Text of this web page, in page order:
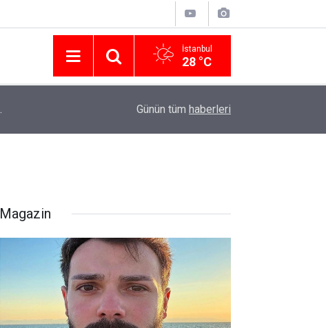
İstanbul
28 °C
Günün tüm haberleri
Magazin